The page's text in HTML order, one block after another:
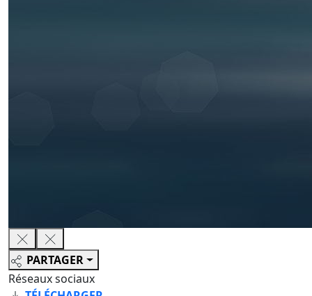
PARTAGER
Réseaux sociaux